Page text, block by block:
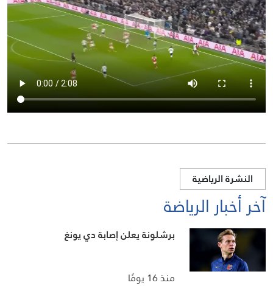
النشرة الرياضية
آخر أخبار الرياضة
برشلونة يعلن إصابة دي يونغ
منذ 16 يومًا